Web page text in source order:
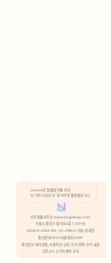
분석 쿠키 허용
Lawvot은 법률업무를 위한
AI 기반 자료조사 · 문서작성 플랫폼입니다.
안국법률사무소 www.anguklaw.com
서울시 종로구 율곡로2길 7, 304호
02)3210-3330 105-05-48527 대표 정희찬
통신판매 2024서울종로0248
개인정보 처리방침, 이용약관 고지, 쿠키 정책, 쿠키 설정
오픈소스 소프트웨어 공지